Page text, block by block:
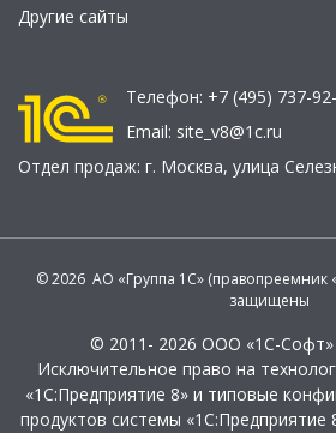
Другие сайты
Телефон: +7 (495) 737-
Email: site_v8@1c.ru
Отдел продаж: г. Москва, улица
© 2026 АО «Группа 1С» (правопреемник
защищены
© 2011- 2026 ООО «1С-Софт»
Исключительное право на
«1С:Предприятие 8» и типовые
продуктов системы «1С:Предприятие